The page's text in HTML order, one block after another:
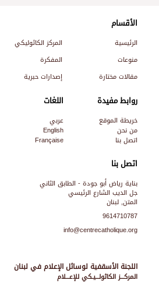
اللجنة الأسقفية لوسائل الإعلام في لبنان
المركـــز الكاثولـــيـكي للإعـــلام
اتصل بنا
بناية رياض أبو جودة - الطابق الثاني
جل الديب الشارع الرئيسي
المتن, لبنان
9614710787
info@centrecatholique.org
الأقسام
الرئيسية المركز الكاثوليكي
منوعات
المفكرة
مقالات مختارة
إصدارات حبرية
روابط مفيدة
خريطة الموقع
من نحن
اتصل بنا
اللغات
عربي
English
Française